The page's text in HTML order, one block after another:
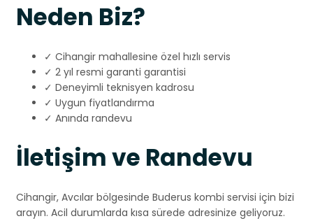
Neden Biz?
✓ Cihangir mahallesine özel hızlı servis
✓ 2 yıl resmi garanti garantisi
✓ Deneyimli teknisyen kadrosu
✓ Uygun fiyatlandırma
✓ Anında randevu
İletişim ve Randevu
Cihangir, Avcılar bölgesinde Buderus kombi servisi için bizi
arayın. Acil durumlarda kısa sürede adresinize geliyoruz.